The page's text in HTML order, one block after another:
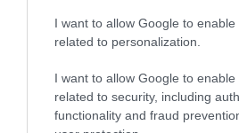
I want to allow Google to enable
related to personalization.
I want to allow Google to enable
related to security, including
functionality and fraud